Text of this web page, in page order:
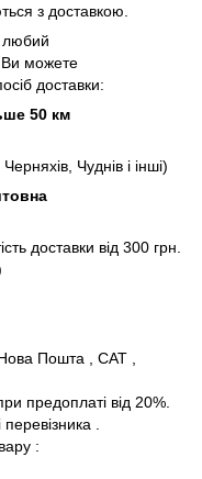
з доставкою.
любий
Ви можете
доставки:
50 км
Чуднів і інші)
доставки від 300 грн.
Пошта , САТ ,
предоплаті від 20%.
.
: